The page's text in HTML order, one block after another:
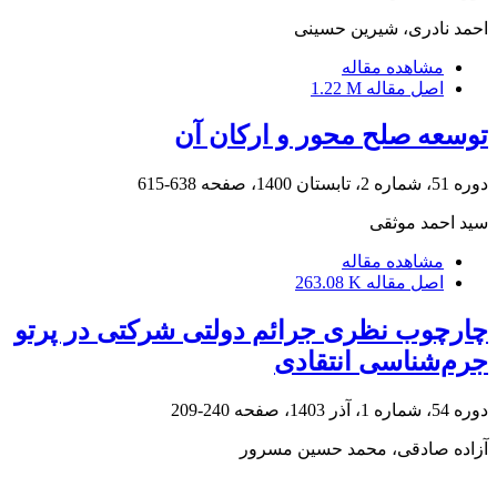
احمد نادری، شیرین حسینی
مشاهده مقاله
اصل مقاله 1.22 M
توسعه صلح محور و ارکان آن
دوره 51، شماره 2، تابستان 1400، صفحه 638-615
سید احمد موثقی
مشاهده مقاله
اصل مقاله 263.08 K
چارچوب نظری جرائم دولتی شرکتی در پرتو
جرم‌شناسی انتقادی
دوره 54، شماره 1، آذر 1403، صفحه 240-209
آزاده صادقی، محمد حسین مسرور